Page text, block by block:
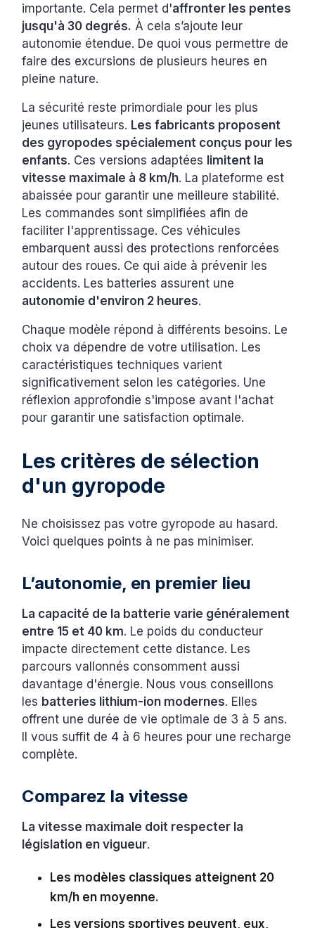
importante. Cela permet d'affronter les pentes
jusqu'à 30 degrés. À cela s’ajoute leur
autonomie étendue. De quoi vous permettre de
faire des excursions de plusieurs heures en
pleine nature.
La sécurité reste primordiale pour les plus
jeunes utilisateurs. Les fabricants proposent
des gyropodes spécialement conçus pour les
enfants. Ces versions adaptées limitent la
vitesse maximale à 8 km/h. La plateforme est
abaissée pour garantir une meilleure stabilité.
Les commandes sont simplifiées afin de
faciliter l'apprentissage. Ces véhicules
embarquent aussi des protections renforcées
autour des roues. Ce qui aide à prévenir les
accidents. Les batteries assurent une
autonomie d'environ 2 heures.
Chaque modèle répond à différents besoins. Le
choix va dépendre de votre utilisation. Les
caractéristiques techniques varient
significativement selon les catégories. Une
réflexion approfondie s'impose avant l'achat
pour garantir une satisfaction optimale.
Les critères de sélection
d'un gyropode
Ne choisissez pas votre gyropode au hasard.
Voici quelques points à ne pas minimiser.
L’autonomie, en premier lieu
La capacité de la batterie varie généralement
entre 15 et 40 km. Le poids du conducteur
impacte directement cette distance. Les
parcours vallonnés consomment aussi
davantage d'énergie. Nous vous conseillons
les batteries lithium-ion modernes. Elles
offrent une durée de vie optimale de 3 à 5 ans.
Il vous suffit de 4 à 6 heures pour une recharge
complète.
Comparez la vitesse
La vitesse maximale doit respecter la
législation en vigueur.
Les modèles classiques atteignent 20
km/h en moyenne.
Les versions sportives peuvent, eux,